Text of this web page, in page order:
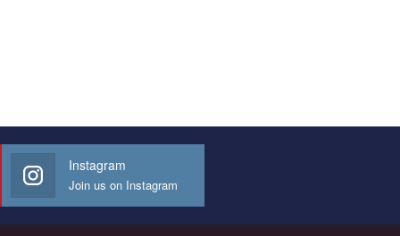
Instagram
Join us on Instagram